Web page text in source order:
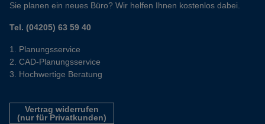
Sie planen ein neues Büro? Wir helfen Ihnen kostenlos dabei.
Tel. (04205) 63 59 40
Planungsservice
CAD-Planungsservice
Hochwertige Beratung
Vertrag widerrufen
(nur für Privatkunden)